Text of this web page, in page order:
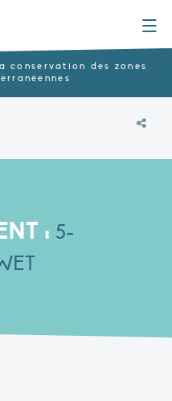
conservation des zones
: 5-